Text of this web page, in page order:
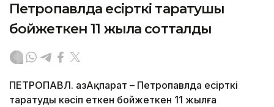
Петропавлда есірткі таратушы
бойжеткен 11 жылға сотталды
ПЕТРОПАВЛ. ҚазАқпарат – Петропавлда есірткі
таратуды кәсіп еткен бойжеткен 11 жылға